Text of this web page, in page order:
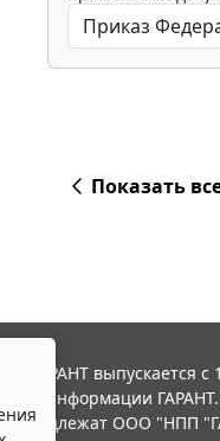
Показать
ГАРАНТ выпускается
информации ГАРАНТ.
ООО "НПП